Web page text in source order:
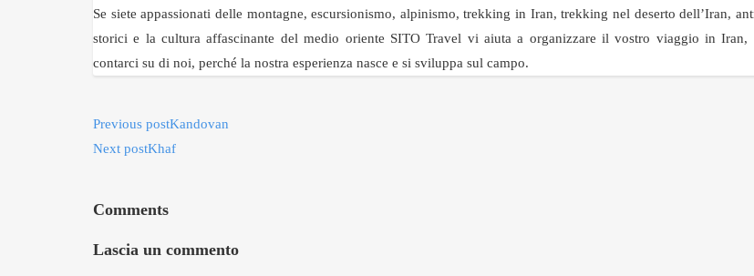
Se siete appassionati delle montagne, escursionismo, alpinismo, trekking in Iran, trekking nel deserto dell’Iran,
storici e la cultura affascinante del medio oriente SITO Travel vi aiuta a organizzare il vostro viaggio in Iran,
contarci su di noi, perché la nostra esperienza nasce e si sviluppa sul campo.
Previous postKandovan
Next postKhaf
Comments
Lascia un commento